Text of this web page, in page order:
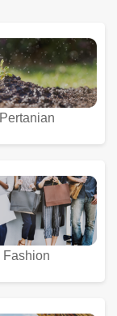
Pertanian
Fashion